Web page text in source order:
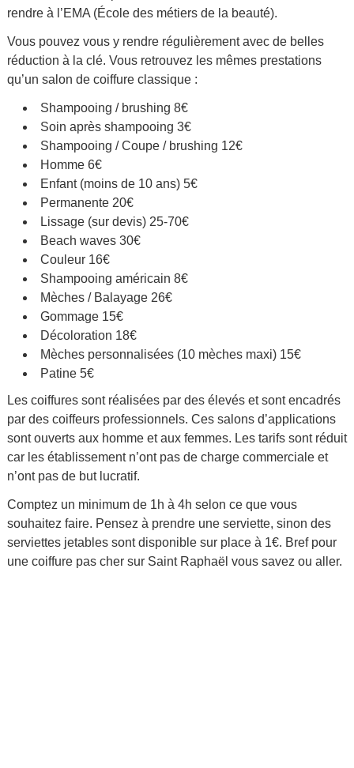
rendre à l’EMA (École des métiers de la beauté).
Vous pouvez vous y rendre régulièrement avec de belles
réduction à la clé. Vous retrouvez les mêmes prestations
qu’un salon de coiffure classique :
Shampooing / brushing 8€
Soin après shampooing 3€
Shampooing / Coupe / brushing 12€
Homme 6€
Enfant (moins de 10 ans) 5€
Permanente 20€
Lissage (sur devis) 25-70€
Beach waves 30€
Couleur 16€
Shampooing américain 8€
Mèches / Balayage 26€
Gommage 15€
Décoloration 18€
Mèches personnalisées (10 mèches maxi) 15€
Patine 5€
Les coiffures sont réalisées par des élevés et sont encadrés
par des coiffeurs professionnels. Ces salons d’applications
sont ouverts aux homme et aux femmes. Les tarifs sont réduit
car les établissement n’ont pas de charge commerciale et
n’ont pas de but lucratif.
Comptez un minimum de 1h à 4h selon ce que vous
souhaitez faire. Pensez à prendre une serviette, sinon des
serviettes jetables sont disponible sur place à 1€. Bref pour
une coiffure pas cher sur Saint Raphaël vous savez ou aller.